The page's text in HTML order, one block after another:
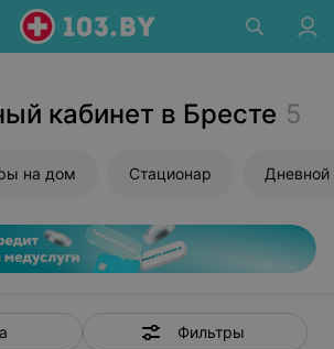
кабинет в Бресте 5
на дом Стационар Дневной
Фильтры